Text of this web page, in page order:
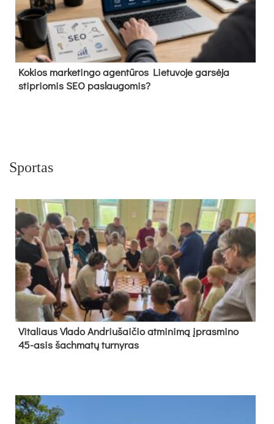
Kokios marketingo agentūros Lietuvoje garsėja
stipriomis SEO paslaugomis?
Sportas
Vi­ta­liaus Vla­do And­riu­šai­čio at­mi­ni­mą įpras­mi­no
45-asis šach­ma­tų tur­ny­ras